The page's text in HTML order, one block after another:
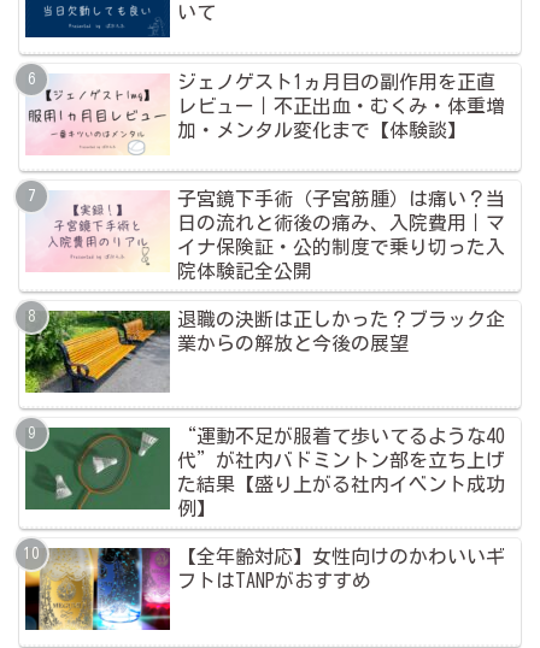
いて
ジェノゲスト1ヵ月目の副作用を正直
レビュー｜不正出血・むくみ・体重増
加・メンタル変化まで【体験談】
子宮鏡下手術（子宮筋腫）は痛い？当
日の流れと術後の痛み、入院費用｜マ
イナ保険証・公的制度で乗り切った入
院体験記全公開
退職の決断は正しかった？ブラック企
業からの解放と今後の展望
“運動不足が服着て歩いてるような40
代”が社内バドミントン部を立ち上げ
た結果【盛り上がる社内イベント成功
例】
【全年齢対応】女性向けのかわいいギ
フトはTANPがおすすめ